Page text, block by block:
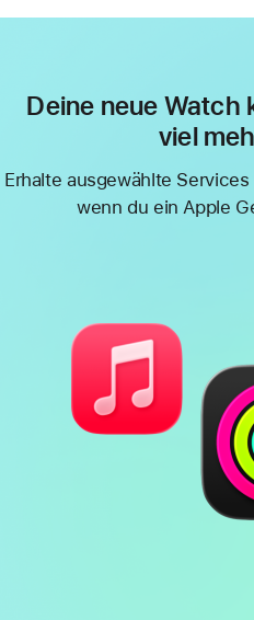
Deine neue Watch
viel
Erhalte ausgewählte
wenn du ein Apple